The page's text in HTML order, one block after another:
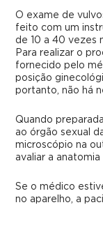
O exame de
feito com um
de 10 a 40 vezes
Para realizar o
fornecido pelo
posição
portanto, não há
Quando
ao órgão sexual
microscópio na
avaliar a
Se o médico
no aparelho, a